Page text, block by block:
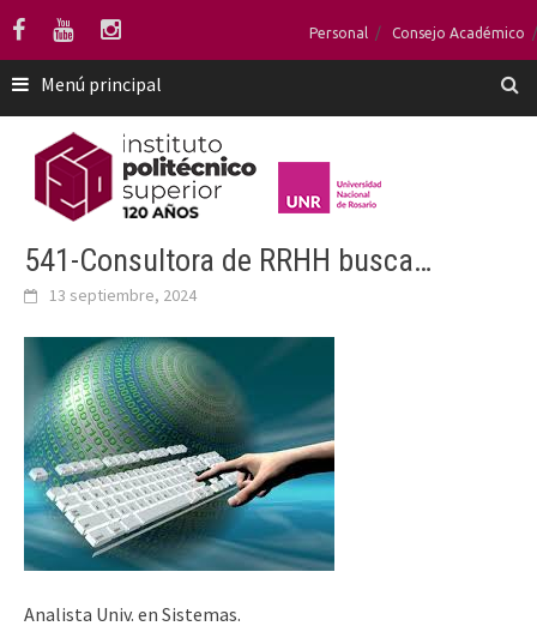
Saltar
contenido
Personal Consejo Académico
Menú principal
541-Consultora de RRHH busca…
13 septiembre, 2024
Analista Univ. en Sistemas.